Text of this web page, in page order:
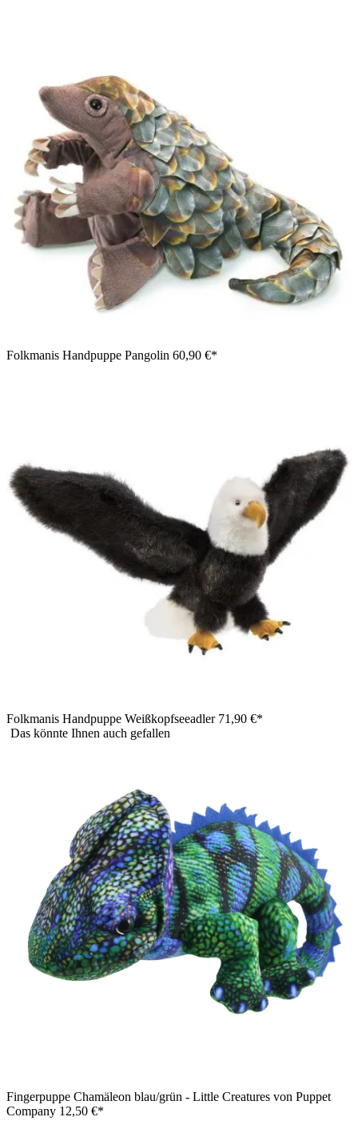
Folkmanis Handpuppe Pangolin 60,90 €*
Folkmanis Handpuppe Weißkopfseeadler 71,90 €*
Das könnte Ihnen auch gefallen
Fingerpuppe Chamäleon blau/grün - Little Creatures von Puppet
Company 12,50 €*